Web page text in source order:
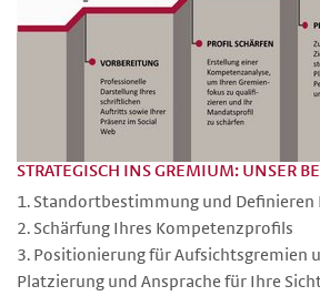
STRATEGISCH INS GREMIUM: UNSER
Standortbestimmung und Definieren
Schärfung Ihres Kompetenzprofils
Positionierung für Aufsichtsgremien
Platzierung und Ansprache für Ihre